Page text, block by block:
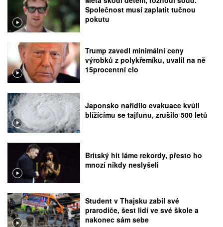
Společnost musí zaplatit tučnou
pokutu
Trump zavedl minimální ceny
výrobků z polykřemíku, uvalil na ně
15procentní clo
Japonsko nařídilo evakuace kvůli
blížícímu se tajfunu, zrušilo 500 letů
Britský hit láme rekordy, přesto ho
mnozí nikdy neslyšeli
Student v Thajsku zabil své
prarodiče, šest lidí ve své škole a
nakonec sám sebe